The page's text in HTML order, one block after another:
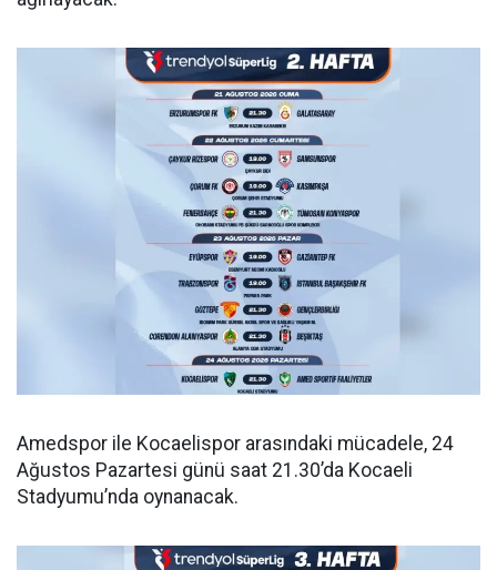
Amedspor ile Kocaelispor arasındaki mücadele, 24
Ağustos Pazartesi günü saat 21.30’da Kocaeli
Stadyumu’nda oynanacak.